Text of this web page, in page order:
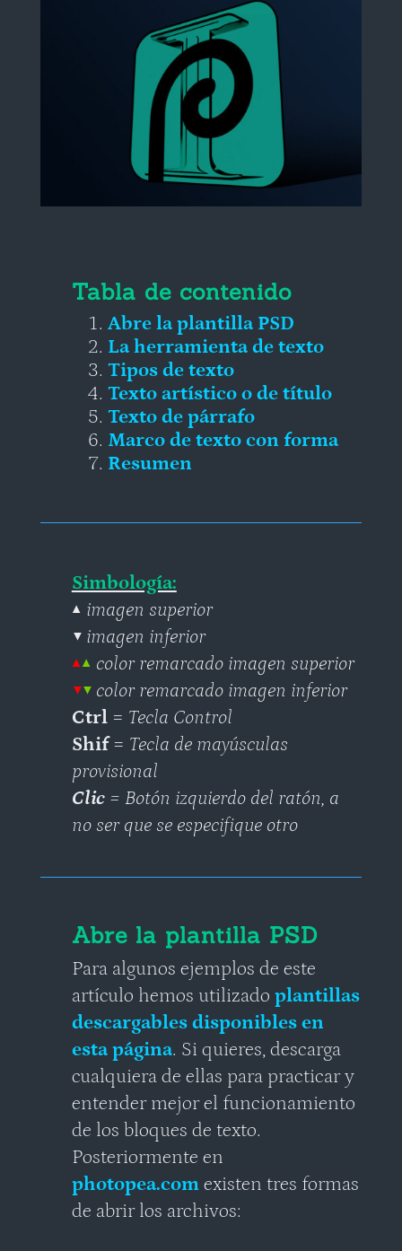
Tabla de contenido
Abre la plantilla PSD
La herramienta de texto
Tipos de texto
Texto artístico o de título
Texto de párrafo
Marco de texto con forma
Resumen
Simbología:
▲ imagen superior
▼ imagen inferior
▲▲ color remarcado imagen superior
▼▼color remarcado imagen inferior
Ctrl= Tecla Control
Shif= Tecla de mayúsculas
provisional
Clic= Botón izquierdo del ratón, a
no ser que se especifique otro
Abre la plantilla PSD
Para algunos ejemplos de este
artículo hemos utilizado plantillas
descargables disponibles en
esta página. Si quieres, descarga
cualquiera de ellas para practicar y
entender mejor el funcionamiento
de los bloques de texto.
Posteriormente en
photopea.comexisten tres formas
de abrir los archivos: